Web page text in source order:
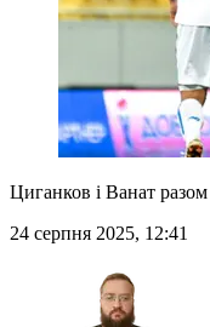
Циганков і Ванат
24 серпня 2025, 12:41